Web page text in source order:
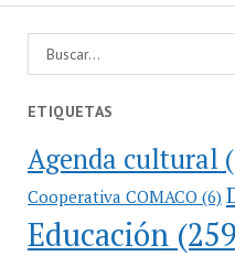
ETIQUETAS
Agenda cultural
Cooperativa COMACO(6)
Educación